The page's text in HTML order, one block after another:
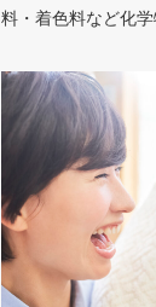
料・着色料など化学